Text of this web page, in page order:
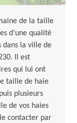
de la taille
d’une qualité
dans la ville de
Il est
qui lui ont
taille de haie
plusieurs
de vos haies
contacter par